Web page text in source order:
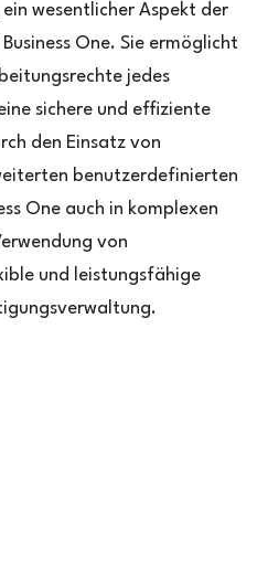
wesentlicher Aspekt der
One. Sie ermöglicht
jedes
sichere und effiziente
den Einsatz von
benutzerdefinierten
One auch in komplexen
von
und leistungsfähige